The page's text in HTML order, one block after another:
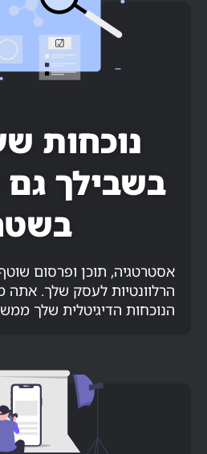
נוכחות
בשבילך
אסטרטגיה, תוכן ופרסום
הרלוונטיות לעסק שלך. אתה
הנוכחות הדיגיטלית שלך